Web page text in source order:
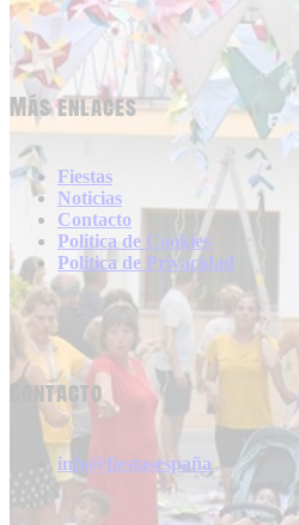
Más enlaces
Fiestas
Noticias
Contacto
Politica de Cookies
Politica de Privacidad
Contacto
info@fiestasespaña